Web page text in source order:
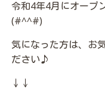
令和4年4月にオープ
(#^^#)
気になった方は、お
ださい♪
↓↓